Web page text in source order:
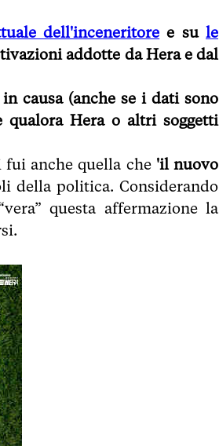
dell'inceneritore e sule
addotte da Hera e dal
causa (anche se i dati sono
Hera o altri soggetti
anche quella che'il nuovo
della politica. Considerando
questa affermazione la